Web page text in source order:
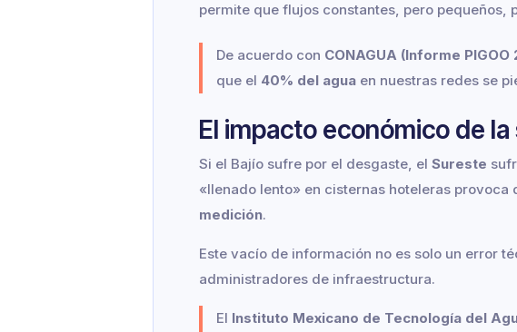
permite que flujos constantes, pero pequeños,
De acuerdo con CONAGUA (Informe PIGOO
que el 40% del aguaen nuestras redes se
El impacto económico de
Si el Bajío sufre por el desgaste, el Sureste
«llenado lento» en cisternas hoteleras
medición.
Este vacío de información no es solo un error
administradores de infraestructura.
El Instituto Mexicano de Tecnología del